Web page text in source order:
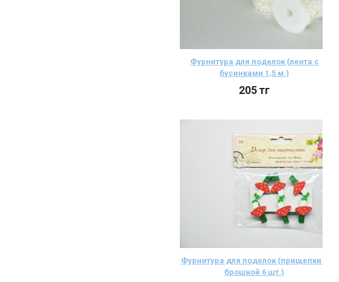
Фурнитура для поделок (лента с
бусинками 1,5 м.)
205тг
Фурнитура для поделок (прищепки с
брошкой 6 шт.)